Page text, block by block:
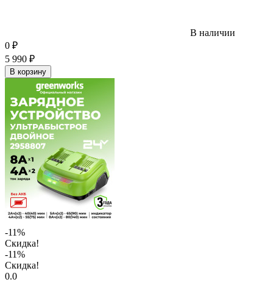
В наличии
0 ₽
5 990 ₽
В корзину
-11%
Скидка!
-11%
Скидка!
0.0